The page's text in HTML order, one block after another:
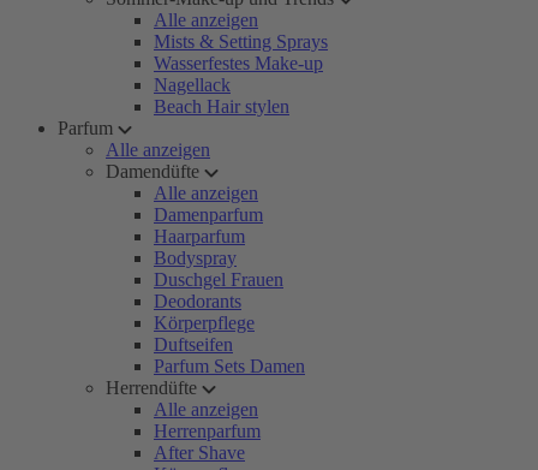
Alle anzeigen
Mists & Setting Sprays
Wasserfestes Make-up
Nagellack
Beach Hair stylen
Parfum
Alle anzeigen
Damendüfte
Alle anzeigen
Damenparfum
Haarparfum
Bodyspray
Duschgel Frauen
Deodorants
Körperpflege
Duftseifen
Parfum Sets Damen
Herrendüfte
Alle anzeigen
Herrenparfum
After Shave